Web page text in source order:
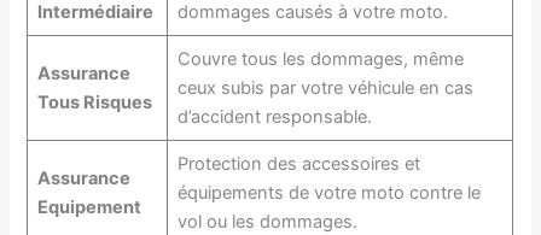
Intermédiaire dommages causés à votre moto.
Assurance
Tous Risques
Couvre tous les dommages, même
ceux subis par votre véhicule en cas
d’accident responsable.
Assurance
Equipement
Protection des accessoires et
équipements de votre moto contre le
vol ou les dommages.